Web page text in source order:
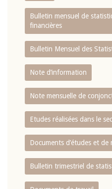
Bulletin mensuel de
financières
Bulletin Mensuel des
Note d’information
Note mensuelle de
Etudes réalisées dans le
Documents d’études et de
Bulletin trimestriel de